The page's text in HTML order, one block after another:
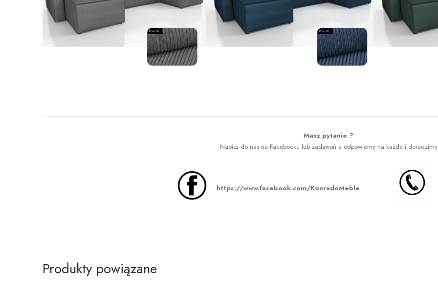
Masz pytanie ?
Napisz do nas na Facebooku lub zadzwoń a odpowiemy na każde i doradzimy
https://www.facebook.com/KonradoMeble
Produkty powiązane